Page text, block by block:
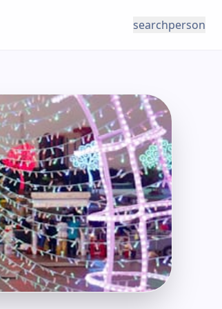
searchperson